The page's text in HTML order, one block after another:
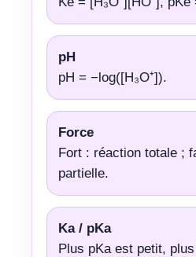
pH
pH = −log([H₃O⁺]).
Force
Fort : réaction totale ;
partielle.
Ka / pKa
Plus pKa est petit,